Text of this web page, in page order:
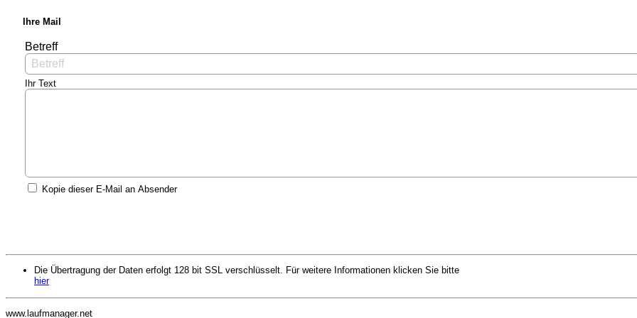
Ihre Mail
Betreff
Ihr Text
Kopie dieser E-Mail an Absender
Die Übertragung der Daten erfolgt 128 bit SSL verschlüsselt. Für weitere Informationen klicken Sie bitte
hier
www.laufmanager.net